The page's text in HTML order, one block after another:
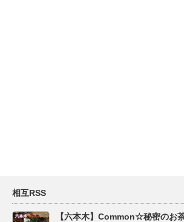
相互RSS
【六本木】Common☆秘密のお